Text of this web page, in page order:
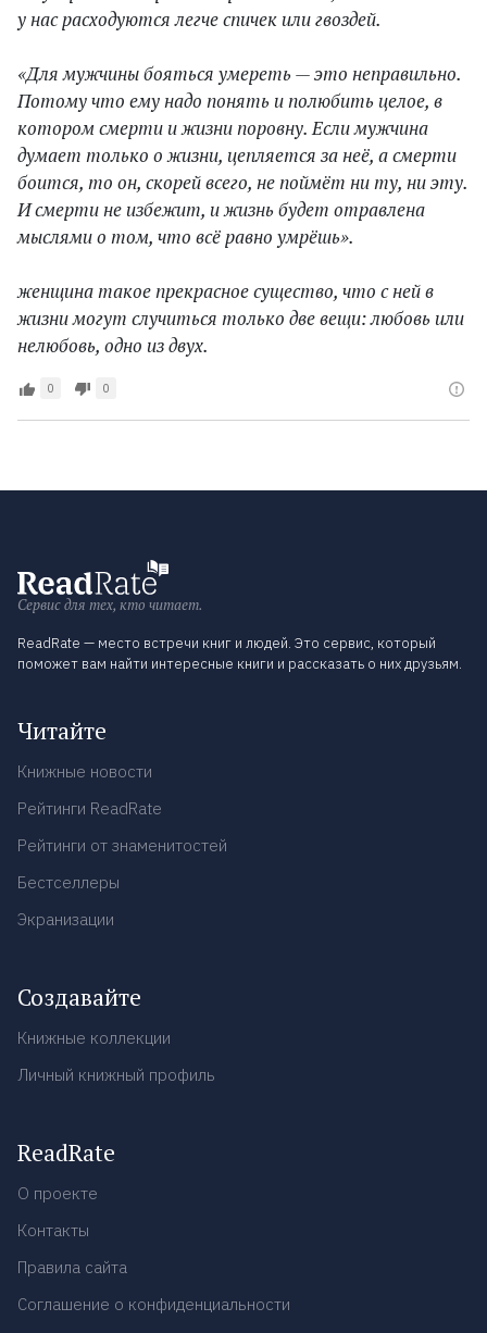
у нас расходуются легче спичек или гвоздей.
«Для мужчины бояться умереть — это неправильно.
Потому что ему надо понять и полюбить целое, в
котором смерти и жизни поровну. Если мужчина
думает только о жизни, цепляется за неё, а смерти
боится, то он, скорей всего, не поймёт ни ту, ни эту.
И смерти не избежит, и жизнь будет отравлена
мыслями о том, что всё равно умрёшь».
женщина такое прекрасное существо, что с ней в
жизни могут случиться только две вещи: любовь или
нелюбовь, одно из двух.
0 0
Сервис для тех, кто читает.
ReadRate — место встречи книг и людей. Это сервис, который
поможет вам найти интересные книги и рассказать о них друзьям.
Читайте
Книжные новости
Рейтинги ReadRate
Рейтинги от знаменитостей
Бестселлеры
Экранизации
Создавайте
Книжные коллекции
Личный книжный профиль
ReadRate
О проекте
Контакты
Правила сайта
Соглашение о конфиденциальности